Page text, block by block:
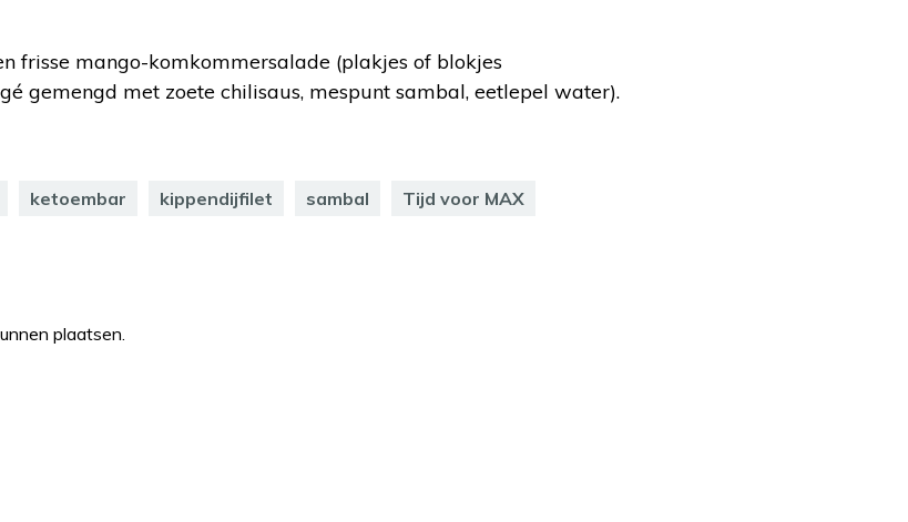
frisse mango-komkommersalade (plakjes of blokjes
gemengd met zoete chilisaus, mespunt sambal, eetlepel water).
ketoembar kippendijfilet sambal Tijd voor MAX
plaatsen.